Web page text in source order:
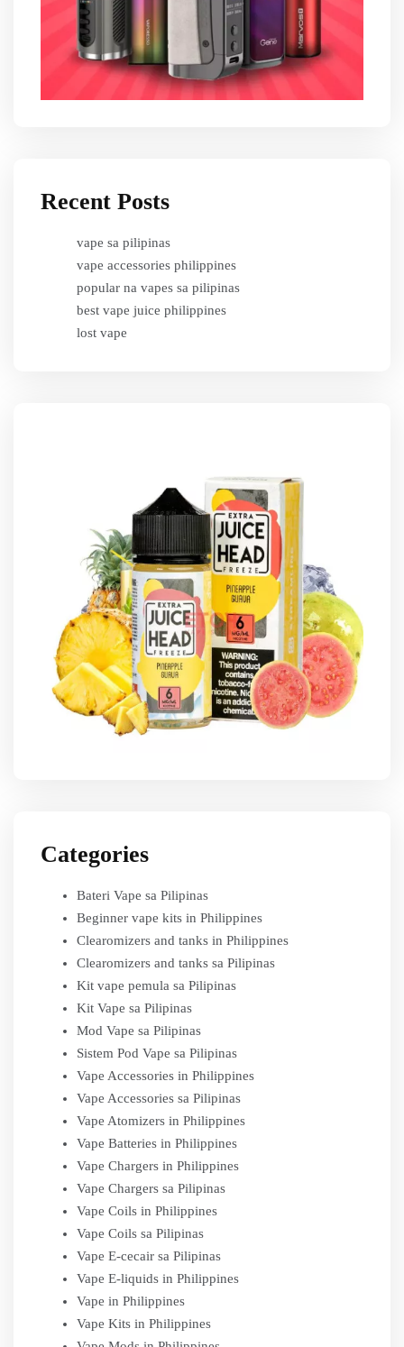
Recent Posts
vape sa pilipinas
vape accessories philippines
popular na vapes sa pilipinas
best vape juice philippines
lost vape
Categories
Bateri Vape sa Pilipinas
Beginner vape kits in Philippines
Clearomizers and tanks in Philippines
Clearomizers and tanks sa Pilipinas
Kit vape pemula sa Pilipinas
Kit Vape sa Pilipinas
Mod Vape sa Pilipinas
Sistem Pod Vape sa Pilipinas
Vape Accessories in Philippines
Vape Accessories sa Pilipinas
Vape Atomizers in Philippines
Vape Batteries in Philippines
Vape Chargers in Philippines
Vape Chargers sa Pilipinas
Vape Coils in Philippines
Vape Coils sa Pilipinas
Vape E-cecair sa Pilipinas
Vape E-liquids in Philippines
Vape in Philippines
Vape Kits in Philippines